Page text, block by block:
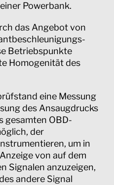
Powerbank.
das Angebot von
Betriebspunkte
Homogenität des
eine Messung
des Ansaugdrucks
gesamten OBD-
der
um in
von auf dem
Signalen anzuzeigen,
andere Signal